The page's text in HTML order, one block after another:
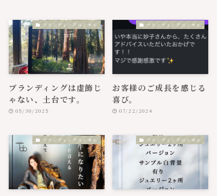
ブランディングコンサル
ブランディングは虚飾じ
ゃない、土台です。
05/30/2025
ブランディングコンサル
お客様のご成長を感じる
喜び。
07/22/2024
ブランディングコンサル ブランディングコンサル